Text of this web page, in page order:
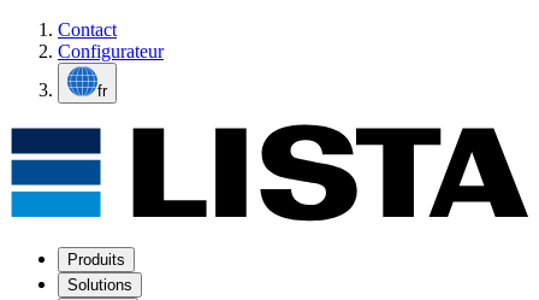
Contact
Configurateur
fr
Produits
Solutions